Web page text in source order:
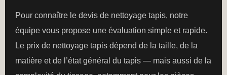
Pour connaître le devis de nettoyage tapis, notre
équipe vous propose une évaluation simple et rapide.
Le prix de nettoyage tapis dépend de la taille, de la
matière et de l’état général du tapis — mais aussi de la